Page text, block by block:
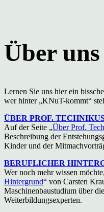
Über uns
Lernen Sie uns hier ein
wer hinter „KNuT-kommt“
ÜBER PROF.
Auf der Seite „Über Prof.
Beschreibung der
Kinder und der
BERUFLICHER
Wer noch mehr wissen
Hintergrund“ von Carsten
Maschinenbaustudium über
Weiterbildungsexperten.